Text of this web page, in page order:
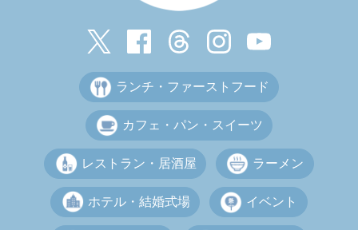
ランチ・ファーストフード
カフェ・パン・スイーツ
レストラン・居酒屋 ラーメン
ホテル・結婚式場 イベント